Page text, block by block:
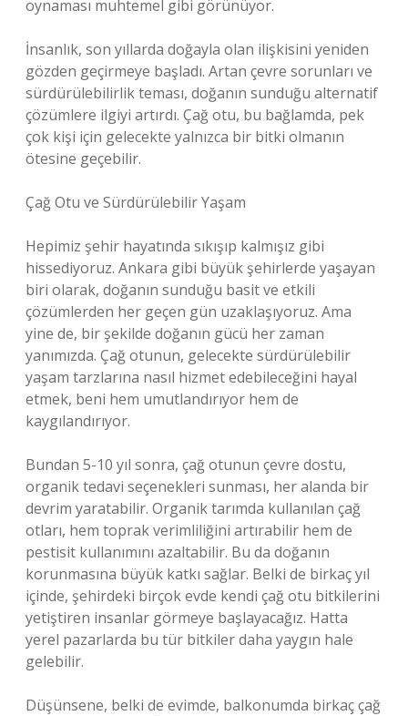
oynaması muhtemel gibi görünüyor.
İnsanlık, son yıllarda doğayla olan ilişkisini yeniden
gözden geçirmeye başladı. Artan çevre sorunları ve
sürdürülebilirlik teması, doğanın sunduğu alternatif
çözümlere ilgiyi artırdı. Çağ otu, bu bağlamda, pek
çok kişi için gelecekte yalnızca bir bitki olmanın
ötesine geçebilir.
Çağ Otu ve Sürdürülebilir Yaşam
Hepimiz şehir hayatında sıkışıp kalmışız gibi
hissediyoruz. Ankara gibi büyük şehirlerde yaşayan
biri olarak, doğanın sunduğu basit ve etkili
çözümlerden her geçen gün uzaklaşıyoruz. Ama
yine de, bir şekilde doğanın gücü her zaman
yanımızda. Çağ otunun, gelecekte sürdürülebilir
yaşam tarzlarına nasıl hizmet edebileceğini hayal
etmek, beni hem umutlandırıyor hem de
kaygılandırıyor.
Bundan 5-10 yıl sonra, çağ otunun çevre dostu,
organik tedavi seçenekleri sunması, her alanda bir
devrim yaratabilir. Organik tarımda kullanılan çağ
otları, hem toprak verimliliğini artırabilir hem de
pestisit kullanımını azaltabilir. Bu da doğanın
korunmasına büyük katkı sağlar. Belki de birkaç yıl
içinde, şehirdeki birçok evde kendi çağ otu bitkilerini
yetiştiren insanlar görmeye başlayacağız. Hatta
yerel pazarlarda bu tür bitkiler daha yaygın hale
gelebilir.
Düşünsene, belki de evimde, balkonumda birkaç çağ